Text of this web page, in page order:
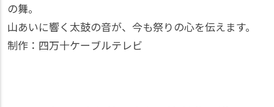
の舞。
山あいに響く太鼓の音が、今も祭りの心を伝えます。
制作：四万十ケーブルテレビ